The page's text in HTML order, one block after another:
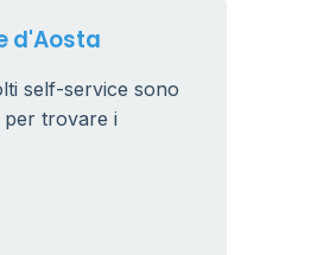
d'Aosta
self-service sono
per trovare i